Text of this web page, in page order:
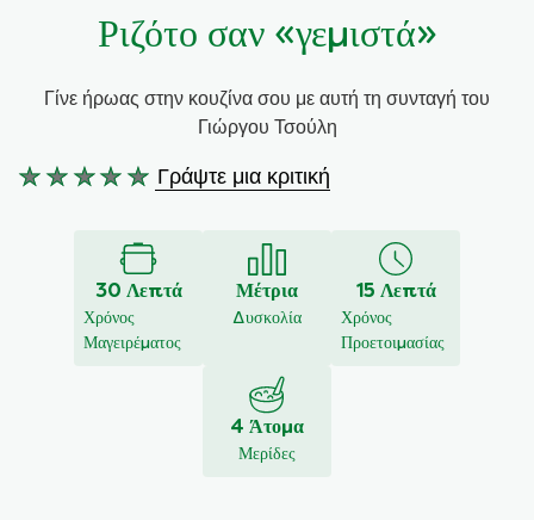
Συνταγές από την Μαργαρίτα Νικολαΐδη
Ριζότο σαν «γεμιστά»
Γίνε ήρωας στην κουζίνα σου με αυτή τη συνταγή του
Γιώργου Τσούλη
Δεν
αξιολογήσεις
Γράψτε μια κριτική
30 Λεπτά
Χρόνος
Μαγειρέματος
Μέτρια
Δυσκολία
15 Λεπτά
Χρόνος
Προετοιμασίας
4 Άτομα
Μερίδες